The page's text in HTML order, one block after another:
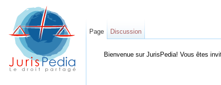
Bienvenue sur JurisPedia! Vous êtes
Page Discussion